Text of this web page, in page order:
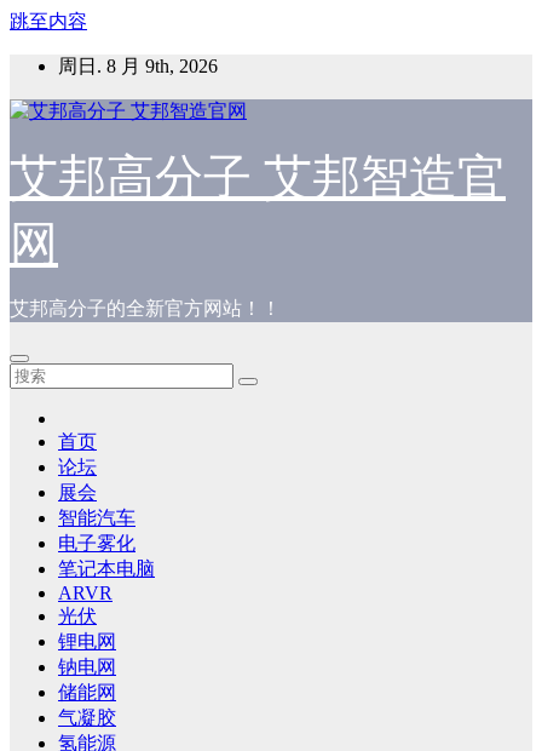
跳至内容
周日. 8 月 9th, 2026
艾邦高分子 艾邦智造官
网
艾邦高分子的全新官方网站！！
首页
论坛
展会
智能汽车
电子雾化
笔记本电脑
ARVR
光伏
锂电网
钠电网
储能网
气凝胶
氢能源